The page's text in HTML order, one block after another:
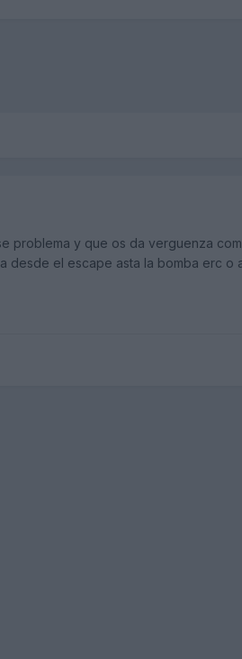
problema y que os da verguenza
desde el escape asta la bomba erc